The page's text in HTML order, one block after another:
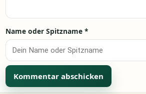
Name oder Spitzname *